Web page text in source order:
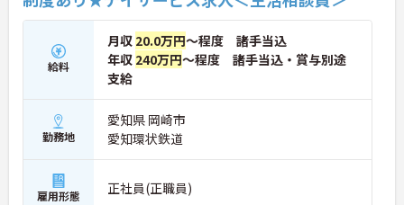
給料
月収 20.0万円～程度 諸手当込
年収 240万円～程度 諸手当込・賞与別途
支給
勤務地
愛知県 岡崎市
愛知環状鉄道
雇用形態 正社員(正職員)